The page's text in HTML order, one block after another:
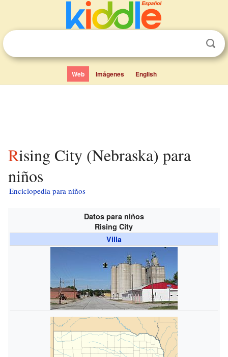
Web Imágenes English
Rising City (Nebraska) para
niños
Enciclopedia para niños
Datos para niños
Rising City
Villa